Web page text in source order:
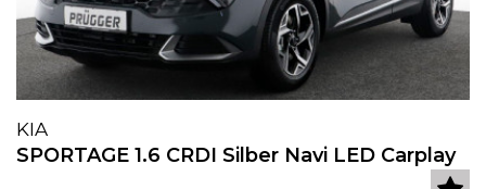
KIA
SPORTAGE 1.6 CRDI Silber Navi LED Carplay